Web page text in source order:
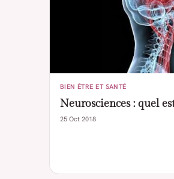
BIEN ÊTRE ET SANTÉ
Neurosciences : quel
25 Oct 2018